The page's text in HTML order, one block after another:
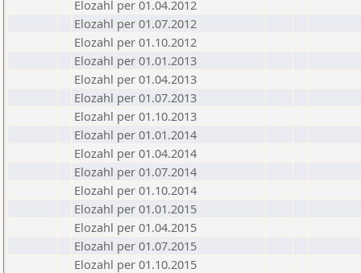
Elozahl per 01.04.2012
Elozahl per 01.07.2012
Elozahl per 01.10.2012
Elozahl per 01.01.2013
Elozahl per 01.04.2013
Elozahl per 01.07.2013
Elozahl per 01.10.2013
Elozahl per 01.01.2014
Elozahl per 01.04.2014
Elozahl per 01.07.2014
Elozahl per 01.10.2014
Elozahl per 01.01.2015
Elozahl per 01.04.2015
Elozahl per 01.07.2015
Elozahl per 01.10.2015